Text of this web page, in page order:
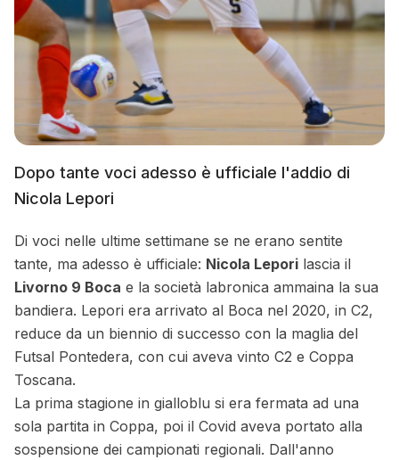
Dopo tante voci adesso è ufficiale l'addio di
Nicola Lepori
Di voci nelle ultime settimane se ne erano sentite
tante, ma adesso è ufficiale: Nicola Lepori lascia il
Livorno 9 Boca e la società labronica ammaina la sua
bandiera. Lepori era arrivato al Boca nel 2020, in C2,
reduce da un biennio di successo con la maglia del
Futsal Pontedera, con cui aveva vinto C2 e Coppa
Toscana.
La prima stagione in gialloblu si era fermata ad una
sola partita in Coppa, poi il Covid aveva portato alla
sospensione dei campionati regionali. Dall'anno